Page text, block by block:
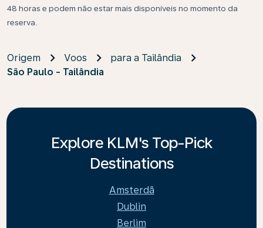
48 horas e podem não estar mais disponíveis no momento da
reserva.
Origem Voos
para a Tailândia
São Paulo - Tailândia
Explore KLM's Top-Pick
Destinations
Amsterdã
Dublin
Berlim